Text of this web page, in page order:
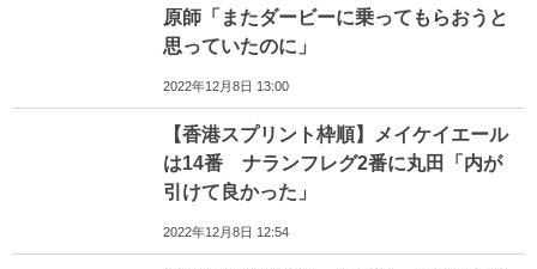
原師「またダービーに乗ってもらおうと
思っていたのに」
2022年12月8日 13:00
【香港スプリント枠順】メイケイエール
は14番 ナランフレグ2番に丸田「内が
引けて良かった」
2022年12月8日 12:54